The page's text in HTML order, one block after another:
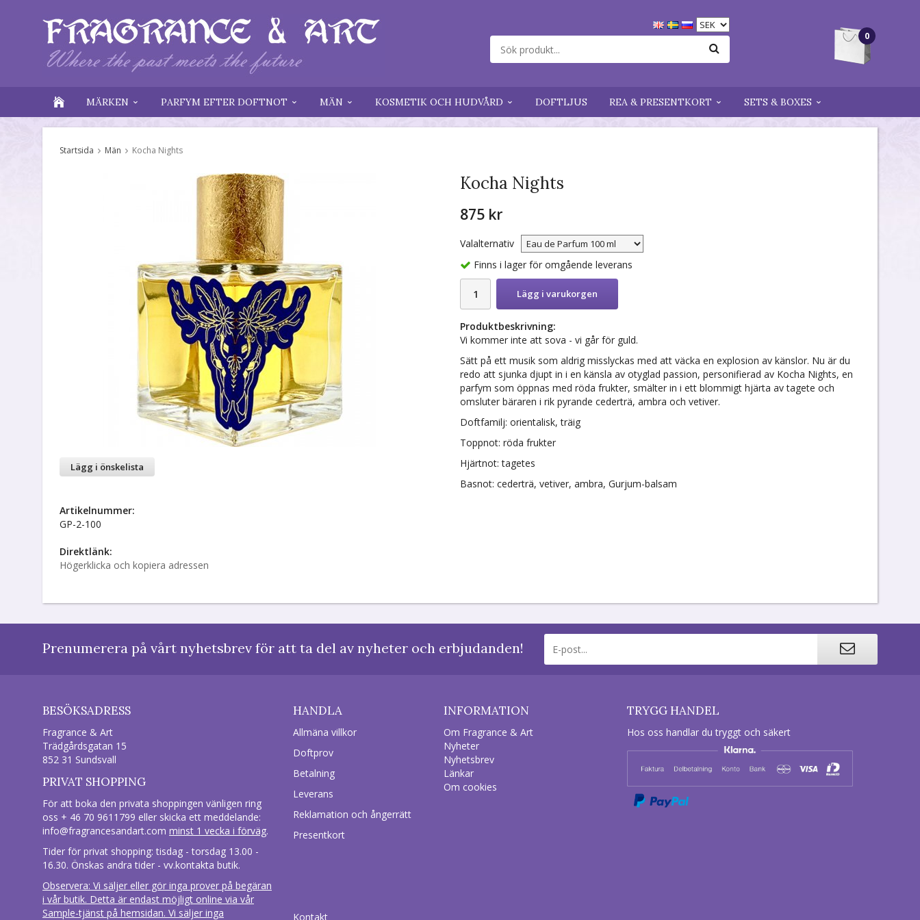
0
MÄRKEN PARFYM EFTER DOFTNOT MÄN KOSMETIK OCH HUDVÅRD DOFTLJUS REA & PRESENTKORT SETS & BOXES
Startsida Män Kocha Nights
Kocha Nights
875 kr
Valalternativ
Finns i lager för omgående leverans
Lägg i varukorgen
Produktbeskrivning:
Vi kommer inte att sova - vi går för guld.
Sätt på ett musik som aldrig misslyckas med att väcka en explosion av känslor. Nu är du
redo att sjunka djupt in i en känsla av otyglad passion, personifierad av Kocha Nights, en
parfym som öppnas med röda frukter, smälter in i ett blommigt hjärta av tagete och
omsluter bäraren i rik pyrande cederträ, ambra och vetiver.
Doftfamilj: orientalisk, träig
Toppnot: röda frukter
Hjärtnot: tagetes
Basnot: cederträ, vetiver, ambra, Gurjum-balsam
Lägg i önskelista
Artikelnummer:
GP-2-100
Direktlänk:
Högerklicka och kopiera adressen
Prenumerera på vårt nyhetsbrev för att ta del av nyheter och erbjudanden!
BESÖKSADRESS
Fragrance & Art
Trädgårdsgatan 15
852 31 Sundsvall
PRIVAT SHOPPING
För att boka den privata shoppingen vänligen ring
oss + 46 70 9611799 eller skicka ett meddelande:
info@fragrancesandart.com minst 1 vecka i förväg.
Tider för privat shopping: tisdag - torsdag 13.00 -
16.30. Önskas andra tider - vv.kontakta butik.
Observera: Vi säljer eller gör inga prover på begäran
i vår butik. Detta är endast möjligt online via vår
Sample-tjänst på hemsidan. Vi säljer inga
HANDLA
Allmäna villkor
Doftprov
Betalning
Leverans
Reklamation och ångerrätt
Presentkort
Kontakt
INFORMATION
Om Fragrance & Art
Nyheter
Nyhetsbrev
Länkar
Om cookies
TRYGG HANDEL
Hos oss handlar du tryggt och säkert